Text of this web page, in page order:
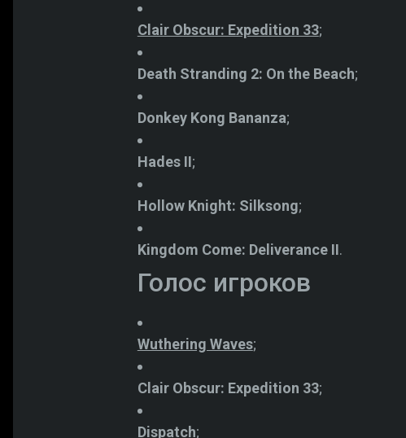
Clair Obscur: Expedition 33;
Death Stranding 2: On the Beach;
Donkey Kong Bananza;
Hades II;
Hollow Knight: Silksong;
Kingdom Come: Deliverance II.
Голос игроков
Wuthering Waves;
Clair Obscur: Expedition 33;
Dispatch;